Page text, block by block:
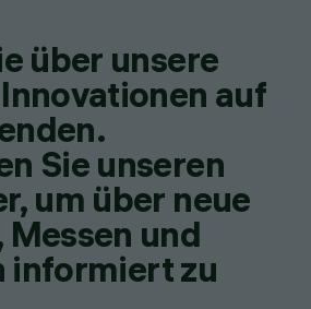
über unsere
auf
Sie unseren
um über neue
und
informiert zu